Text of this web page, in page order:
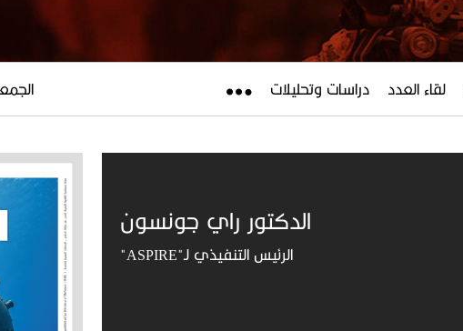
لقاء العدد دراسات وتحليلات الجمعة 07
الدكتور راي جونسون
الرئيس التنفيذي لـ"ASPIRE"